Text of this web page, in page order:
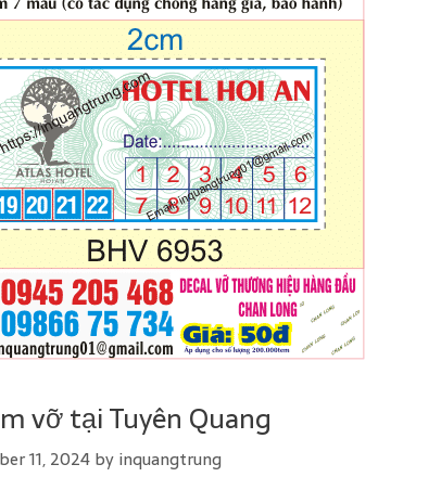
vỡ tại Tuyên Quang
11, 2024 by inquangtrung